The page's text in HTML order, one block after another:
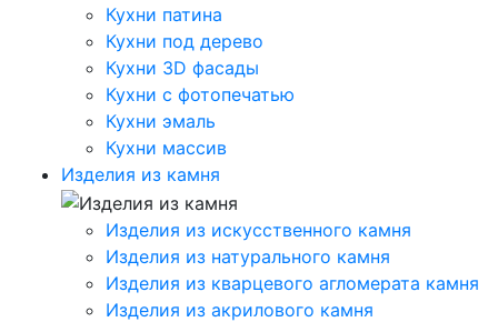
Кухни патина
Кухни под дерево
Кухни 3D фасады
Кухни с фотопечатью
Кухни эмаль
Кухни массив
Изделия из камня
Изделия из искусственного камня
Изделия из натурального камня
Изделия из кварцевого агломерата камня
Изделия из акрилового камня